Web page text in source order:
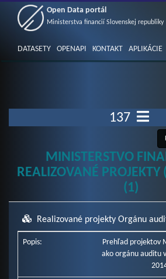
Open Data portál
Ministerstva financií Slovenskej republiky
DATASETY OPENAPI KONTAKT APLIKÁCIE
137
MINISTERSTVO
REALIZOVANÉ
(1)
Realizované projekty Orgánu
Popis:
Prehľad projektov
ako orgánu auditu